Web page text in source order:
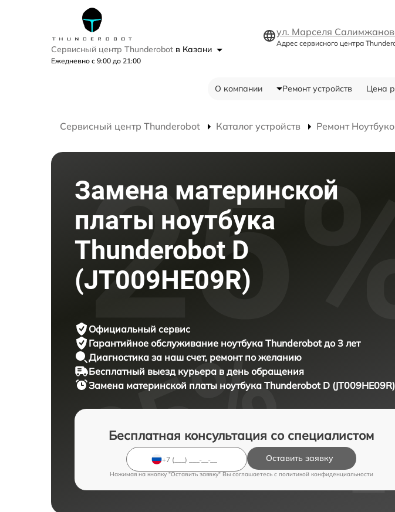
Сервисный центр Thunderobot в Казани
Ежедневно с 9:00 до 21:00
ул. Марселя
Адрес сервисного центра
О компании Ремонт устройств Цена
Сервисный центр Thunderobot Каталог устройств Ремонт
Замена материнской
платы ноутбука
Thunderobot D
(JT009HE09R)
Официальный сервис
Гарантийное обслуживание ноутбука Thunderobot до 3 лет
Диагностика за наш счет, ремонт по желанию
Бесплатный выезд курьера в день обращения
Замена материнской платы ноутбука Thunderobot D
Бесплатная консультация со специалистом
Оставить заявку
Нажимая на кнопку "Оставить заявку" Вы соглашаетесь c политикой конфиденциальности